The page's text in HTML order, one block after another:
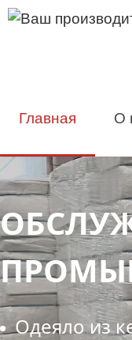
Перейти
Главная О
Одеяло из